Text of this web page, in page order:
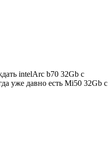
intelArc b70 32Gb с
уже давно есть Mi50 32Gb с